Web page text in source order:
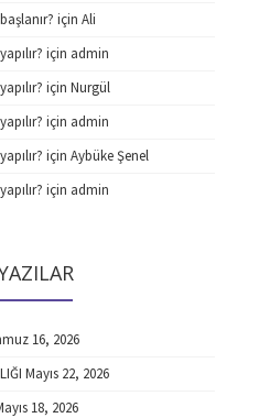
için Ali
için admin
için Nurgül
için admin
için Aybüke Şenel
için admin
16, 2026
Mayıs 22, 2026
18, 2026